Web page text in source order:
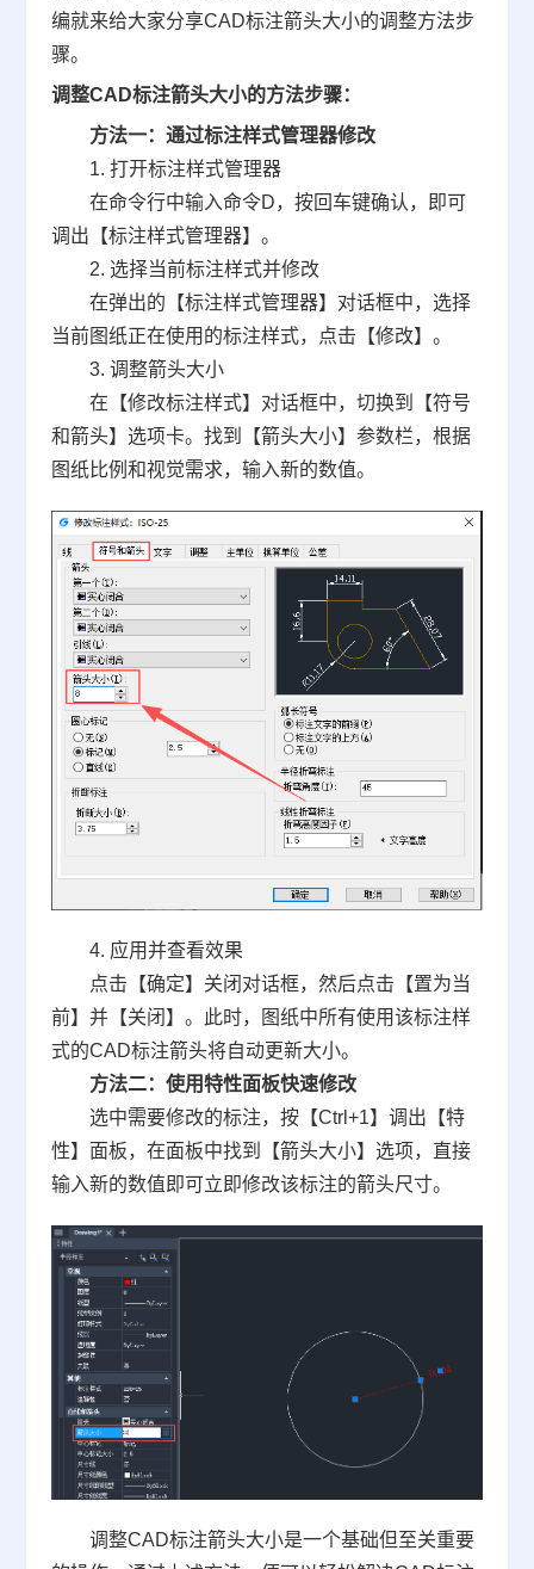
编就来给大家分享CAD标注箭头大小的调整方法步
骤。
调整CAD标注箭头大小的方法步骤：
方法一：通过标注样式管理器修改
1. 打开标注样式管理器
在命令行中输入命令D，按回车键确认，即可
调出【标注样式管理器】。
2. 选择当前标注样式并修改
在弹出的【标注样式管理器】对话框中，选择
当前图纸正在使用的标注样式，点击【修改】。
3. 调整箭头大小
在【修改标注样式】对话框中，切换到【符号
和箭头】选项卡。找到【箭头大小】参数栏，根据
图纸比例和视觉需求，输入新的数值。
4. 应用并查看效果
点击【确定】关闭对话框，然后点击【置为当
前】并【关闭】。此时，图纸中所有使用该标注样
式的CAD标注箭头将自动更新大小。
方法二：使用特性面板快速修改
选中需要修改的标注，按【Ctrl+1】调出【特
性】面板，在面板中找到【箭头大小】选项，直接
输入新的数值即可立即修改该标注的箭头尺寸。
调整CAD标注箭头大小是一个基础但至关重要